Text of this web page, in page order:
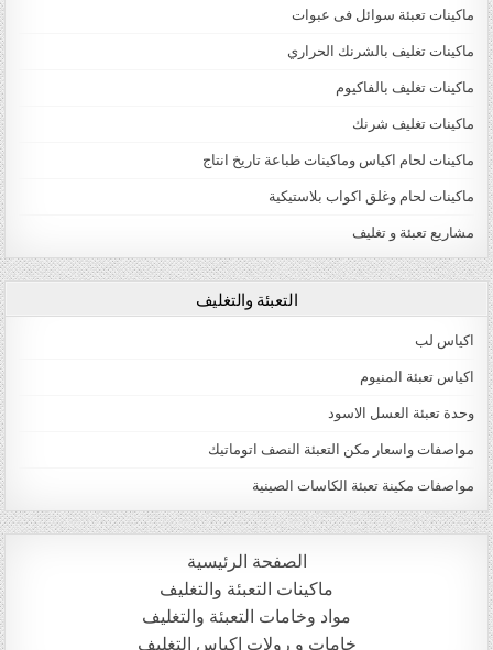
ماكينات تعبئة سوائل فى عبوات
ماكينات تغليف بالشرنك الحراري
ماكينات تغليف بالفاكيوم
ماكينات تغليف شرنك
ماكينات لحام اكياس وماكينات طباعة تاريخ انتاج
ماكينات لحام وغلق اكواب بلاستيكية
مشاريع تعبئة و تغليف
التعبئة والتغليف
اكياس لب
اكياس تعبئة المنيوم
وحدة تعبئة العسل الاسود
مواصفات واسعار مكن التعبئة النصف اتوماتيك
مواصفات مكينة تعبئة الكاسات الصينية
الصفحة الرئيسية
ماكينات التعبئة والتغليف
مواد وخامات التعبئة والتغليف
خامات و رولات اكياس التغليف